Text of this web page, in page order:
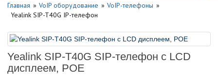
Главная VoIP оборудование
VoIP-телефоны
Yealink SIP-T40G IP-телефон
Yealink SIP-T40G SIP-телефон с LCD
дисплеем, POE